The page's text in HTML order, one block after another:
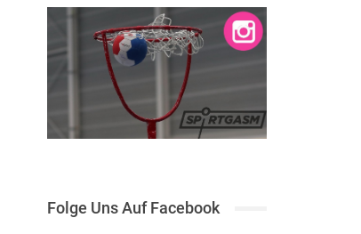
Folge Uns Auf Facebook